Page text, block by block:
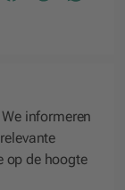
informeren
op de hoogte